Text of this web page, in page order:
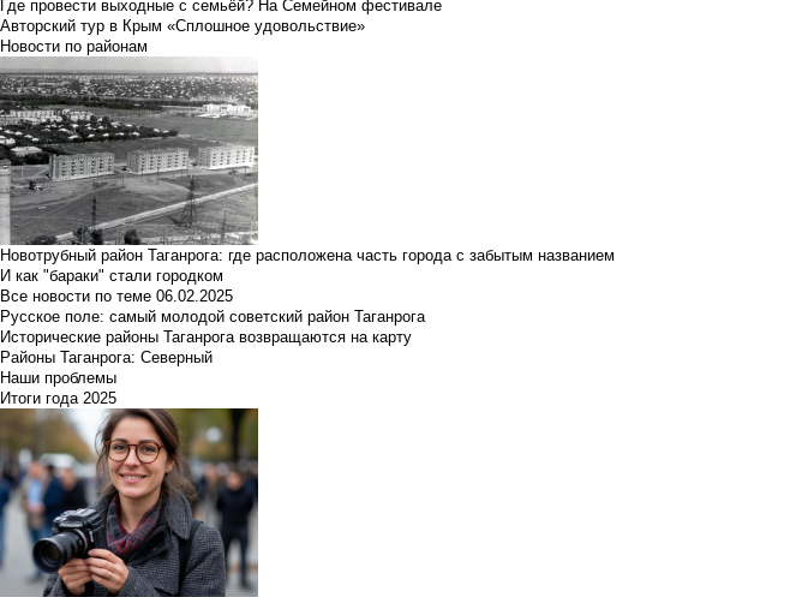
Где провести выходные с семьёй? На Семейном фестивале
Авторский тур в Крым «Сплошное удовольствие»
Новости по районам
Новотрубный район Таганрога: где расположена часть города с забытым названием
И как "бараки" стали городком
Все новости по теме 06.02.2025
Русское поле: самый молодой советский район Таганрога
Исторические районы Таганрога возвращаются на карту
Районы Таганрога: Северный
Наши проблемы
Итоги года 2025